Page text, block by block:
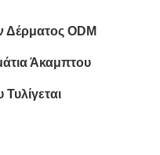
ODM
Άκαμπτου